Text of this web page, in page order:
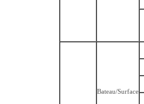
Bateau/Surface